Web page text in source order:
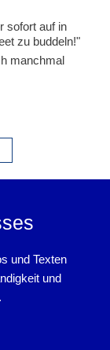
sofort auf in
zu buddeln!"
manchmal
und Texten
und